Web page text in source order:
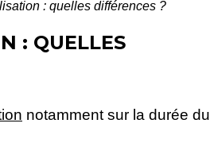
: quelles différences ?
: QUELLES
notamment sur la durée du